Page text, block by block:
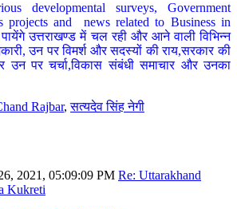
developmental surveys, Government
projects and news related to Business in
उत्तराखण्ड में चल रही और आने वाली विभिन्न
उन पर विमर्श और सदस्यों की राय,सरकार की
उन पर चर्चा,विकास संबंधी समाचार और उनका
Rajbar,सत्यदेव सिंह नेगी
2021, 05:09:09 PM Re: Uttarakhand
Kukreti